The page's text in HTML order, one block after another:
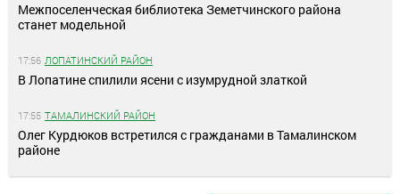
Межпоселенческая библиотека Земетчинского района
станет модельной
17:56 ЛОПАТИНСКИЙ РАЙОН
В Лопатине спилили ясени с изумрудной златкой
17:55 ТАМАЛИНСКИЙ РАЙОН
Олег Курдюков встретился с гражданами в Тамалинском
районе